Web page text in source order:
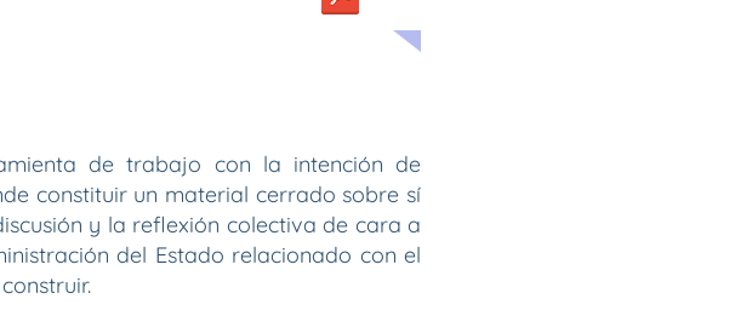
de trabajo con la intención de
constituir un material cerrado sobre sí
y la reflexión colectiva de cara a
del Estado relacionado con el